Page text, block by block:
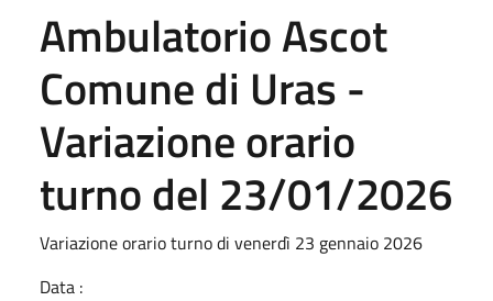
Ambulatorio Ascot
Comune di Uras -
Variazione orario
turno del 23/01/2026
Variazione orario turno di venerdì 23 gennaio 2026
Data :